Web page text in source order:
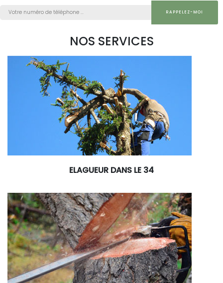
NOS SERVICES
ELAGUEUR DANS LE 34